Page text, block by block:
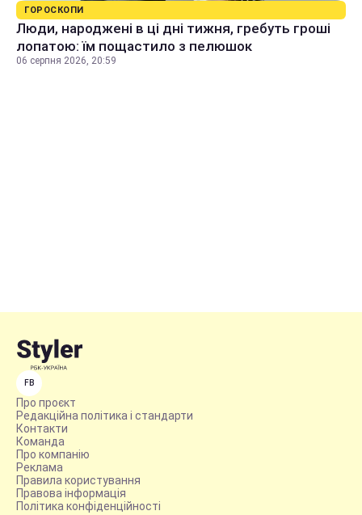
ГОРОСКОПИ
Люди, народжені в ці дні тижня, гребуть гроші
лопатою: їм пощастило з пелюшок
06 серпня 2026, 20:59
FB
Про проєкт
Редакційна політика і стандарти
Контакти
Команда
Про компанію
Реклама
Правила користування
Правова інформація
Політика конфіденційності